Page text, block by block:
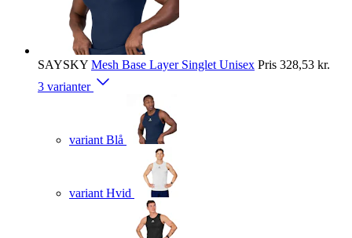
SAYSKY Mesh Base Layer Singlet Unisex Pris 328,53 kr.
3 varianter
variant Blå
variant Hvid